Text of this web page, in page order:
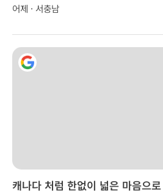
어제 · 서충남
캐나다 처럼 한없이 넓은 마음으